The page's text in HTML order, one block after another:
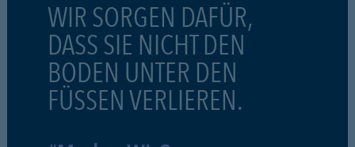
WIR SORGEN DAFÜR,
DASS SIE NICHT DEN
BODEN UNTER DEN
FÜSSEN VERLIEREN.